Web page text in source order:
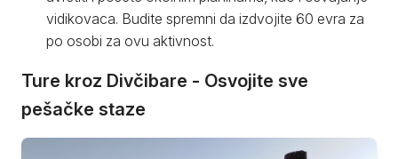
vidikovaca. Budite spremni da izdvojite 60 evra za
po osobi za ovu aktivnost.
Ture kroz Divčibare - Osvojite sve
pešačke staze